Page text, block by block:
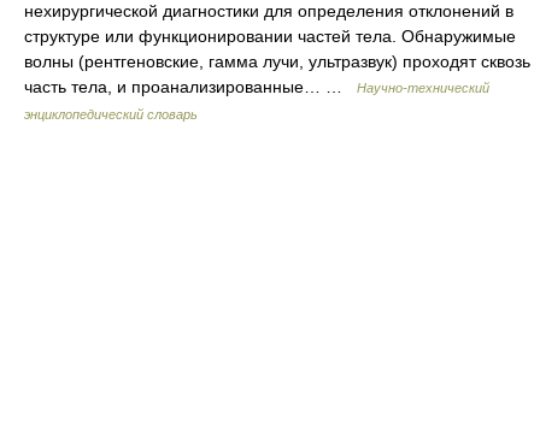
нехирургической диагностики для определения отклонений в
структуре или функционировании частей тела. Обнаружимые
волны (рентгеновские, гамма лучи, ультразвук) проходят сквозь
часть тела, и проанализированные… …
Научно-технический
энциклопедический словарь